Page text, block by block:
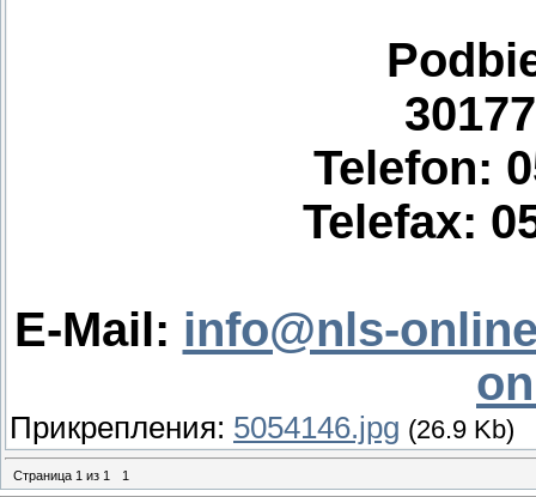
Telefon:
Telefax:
E-Mail: info@nls-
Прикрепления: 5054146.jpg (26.9 Kb)
Страница 1 из 1 1